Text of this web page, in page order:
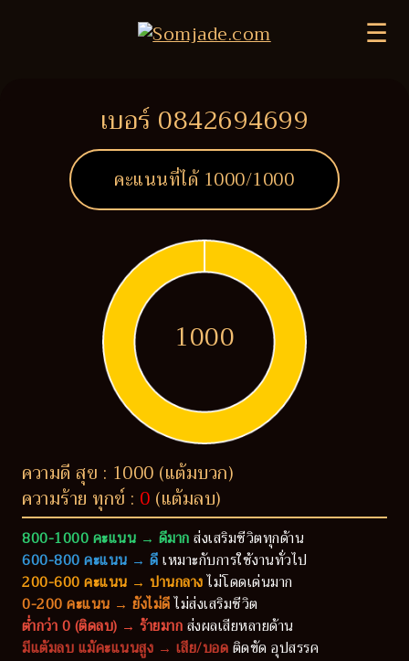
☰
เบอร์ 0842694699
คะแนนที่ได้ 1000/1000
1000
ความดี สุข : 1000 (แต้มบวก)
ความร้าย ทุกข์ : 0 (แต้มลบ)
800-1000 คะแนน → ดีมากส่งเสริมชีวิตทุกด้าน
600-800 คะแนน → ดีเหมาะกับการใช้งานทั่วไป
200-600 คะแนน → ปานกลางไม่โดดเด่นมาก
0-200 คะแนน → ยังไม่ดีไม่ส่งเสริมชีวิต
ต่ำกว่า 0 (ติดลบ) → ร้ายมากส่งผลเสียหลายด้าน
มีแต้มลบ แม้คะแนนสูง → เสีย/บอดติดขัด อุปสรรค